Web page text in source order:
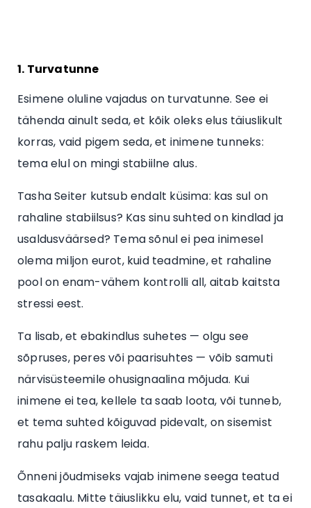
1. Turvatunne
Esimene oluline vajadus on turvatunne. See ei
tähenda ainult seda, et kõik oleks elus täiuslikult
korras, vaid pigem seda, et inimene tunneks:
tema elul on mingi stabiilne alus.
Tasha Seiter kutsub endalt küsima: kas sul on
rahaline stabiilsus? Kas sinu suhted on kindlad ja
usaldusväärsed? Tema sõnul ei pea inimesel
olema miljon eurot, kuid teadmine, et rahaline
pool on enam-vähem kontrolli all, aitab kaitsta
stressi eest.
Ta lisab, et ebakindlus suhetes — olgu see
sõpruses, peres või paarisuhtes — võib samuti
närvisüsteemile ohusignaalina mõjuda. Kui
inimene ei tea, kellele ta saab loota, või tunneb,
et tema suhted kõiguvad pidevalt, on sisemist
rahu palju raskem leida.
Õnneni jõudmiseks vajab inimene seega teatud
tasakaalu. Mitte täiuslikku elu, vaid tunnet, et ta ei